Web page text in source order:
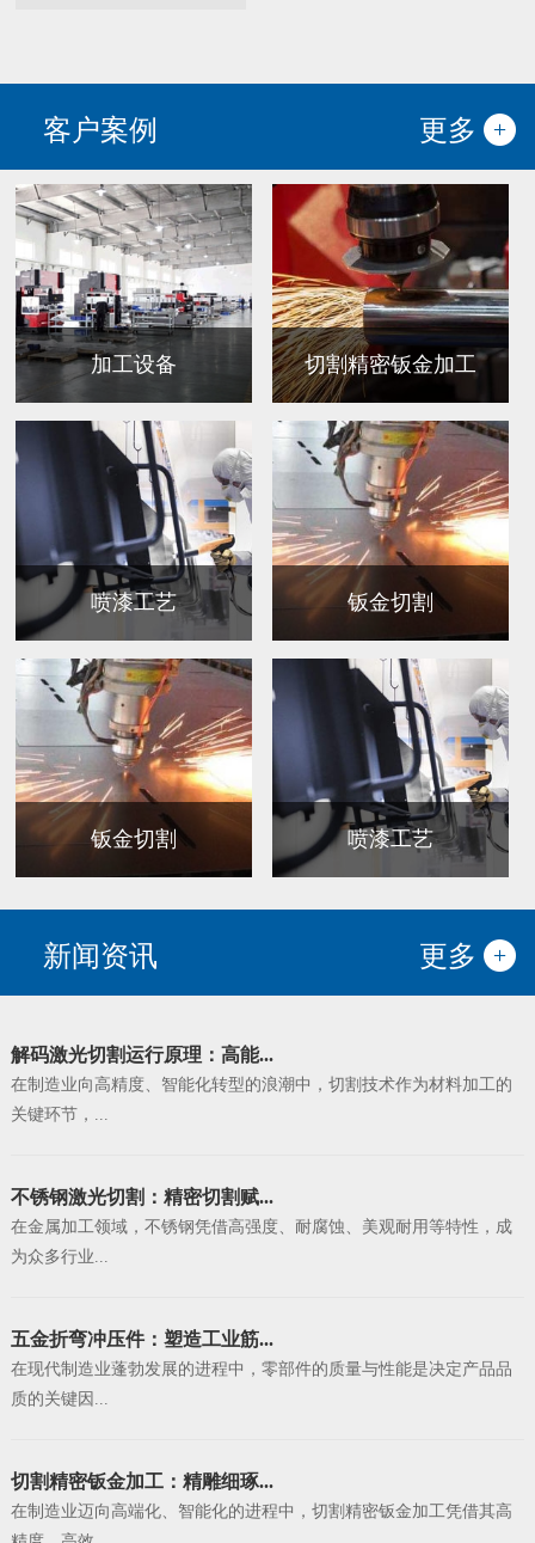
客户案例 更多
加工设备 切割精密钣金加工
喷漆工艺 钣金切割
钣金切割 喷漆工艺
新闻资讯 更多
解码激光切割运行原理：高能...
在制造业向高精度、智能化转型的浪潮中，切割技术作为材料加工的
关键环节，...
不锈钢激光切割：精密切割赋...
在金属加工领域，不锈钢凭借高强度、耐腐蚀、美观耐用等特性，成
为众多行业...
五金折弯冲压件：塑造工业筋...
在现代制造业蓬勃发展的进程中，零部件的质量与性能是决定产品品
质的关键因...
切割精密钣金加工：精雕细琢...
在制造业迈向高端化、智能化的进程中，切割精密钣金加工凭借其高